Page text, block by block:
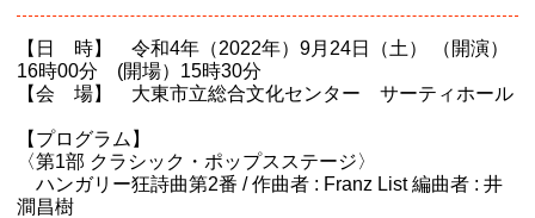
【日 時】 令和4年（2022年）9月24日（土） （開演）
16時00分 (開場）15時30分
【会 場】 大東市立総合文化センター サーティホール
【プログラム】
〈第1部 クラシック・ポップスステージ〉
ハンガリー狂詩曲第2番 / 作曲者 : Franz List 編曲者 : 井
澗昌樹